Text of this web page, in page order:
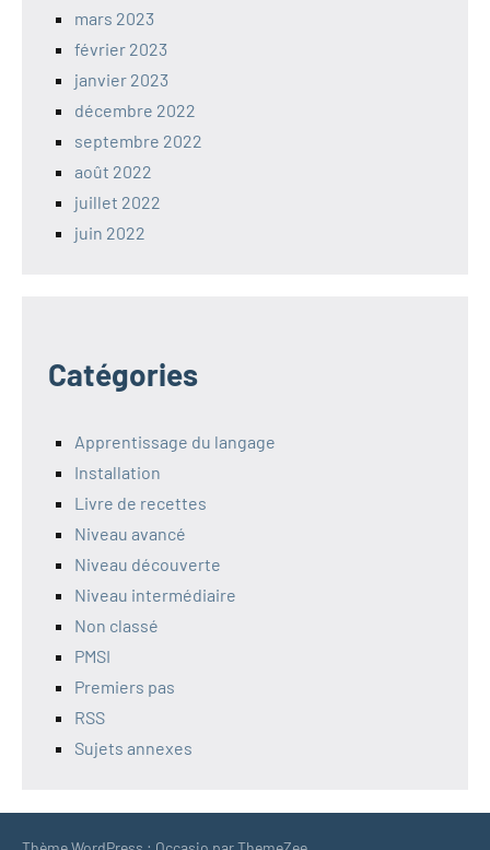
mars 2023
février 2023
janvier 2023
décembre 2022
septembre 2022
août 2022
juillet 2022
juin 2022
Catégories
Apprentissage du langage
Installation
Livre de recettes
Niveau avancé
Niveau découverte
Niveau intermédiaire
Non classé
PMSI
Premiers pas
RSS
Sujets annexes